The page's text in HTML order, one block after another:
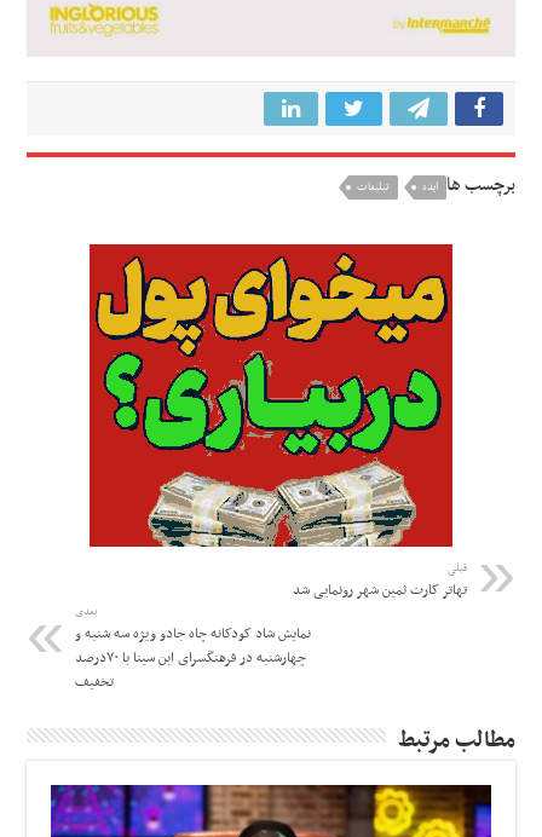
برچسب ها ایده تبلیغات
قبلی
تهاتر کارت ثمین شهر رونمایی شد
بعدی
نمایش شاد کودکانه چاه جادو ویژه سه شنبه و
چهارشنبه در فرهنگسرای ابن سینا با ۷۰درصد
تخفیف
مطالب مرتبط